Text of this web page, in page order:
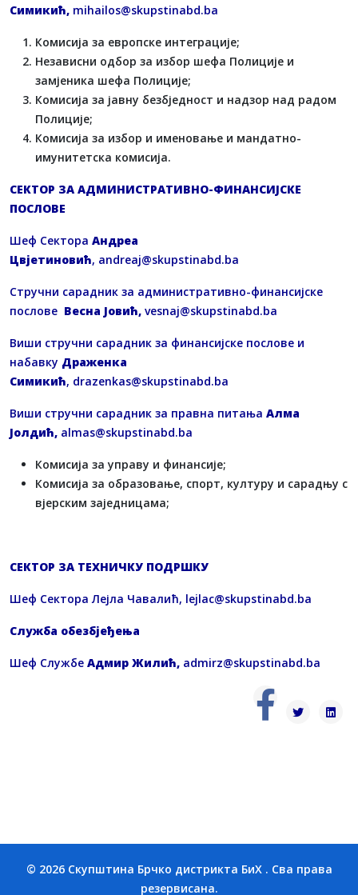
Симикић, mihailos@skupstinabd.ba
Комисија за европске интеграције;
Независни одбор за избор шефа Полиције и
замјеника шефа Полиције;
Комисија за јавну безбједност и надзор над радом
Полиције;
Комисија за избор и именовање и мандатно-
имунитетска комисија.
СЕКТОР ЗА АДМИНИСТРАТИВНО-ФИНАНСИЈСКЕ
ПОСЛОВЕ
Шеф Сектора Андреа
Цвјетиновић, andreaj@skupstinabd.ba
Стручни сарадник за административно-финансијске
послове Весна Јовић, vesnaj@skupstinabd.ba
Виши стручни сарадник за финансијске послове и
набавку Драженка
Симикић, drazenkas@skupstinabd.ba
Виши стручни сарадник за правна питања Алма
Јолдић, almas@skupstinabd.ba
Комисија за управу и финансије;
Комисија за образовање, спорт, културу и сарадњу с
вјерским заједницама;
СЕКТОР ЗА ТЕХНИЧКУ ПОДРШКУ
Шеф Сектора Лејла Чавалић, lejlac@skupstinabd.ba
Служба обезбјеђења
Шеф Службе Адмир Жилић, admirz@skupstinabd.ba
© 2026 Скупштина Брчко дистрикта БиХ . Сва права
резервисана.